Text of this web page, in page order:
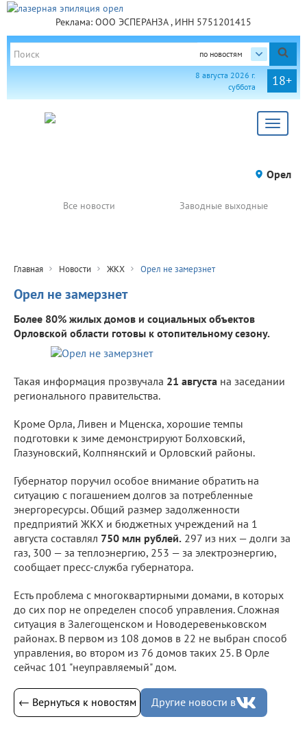
Реклама: ООО ЭСПЕРАНЗА , ИНН 5751201415
по новостям
18+
8 августа 2026 г.
суббота
Toggle
Орел
Все новости Заводные выходные
Главная Новости ЖКХ Орел не замерзнет
Орел не замерзнет
Более 80% жилых домов и социальных объектов
Орловской области готовы к отопительному сезону.
Такая информация прозвучала 21 августа на заседании
регионального правительства.
Кроме Орла, Ливен и Мценска, хорошие темпы
подготовки к зиме демонстрируют Болховский,
Глазуновский, Колпнянский и Орловский районы.
Губернатор поручил особое внимание обратить на
ситуацию с погашением долгов за потребленные
энергоресурсы. Общий размер задолженности
предприятий ЖКХ и бюджетных учреждений на 1
августа составлял 750 млн рублей. 297 из них — долги за
газ, 300 — за теплоэнергию, 253 — за электроэнергию,
сообщает пресс-служба губернатора.
Есть проблема с многоквартирными домами, в которых
до сих пор не определен способ управления. Сложная
ситуация в Залегощенском и Новодеревеньковском
районах. В первом из 108 домов в 22 не выбран способ
управления, во втором из 76 домов таких 25. В Орле
сейчас 101 "неуправляемый" дом.
← Вернуться к новостям Другие новости в